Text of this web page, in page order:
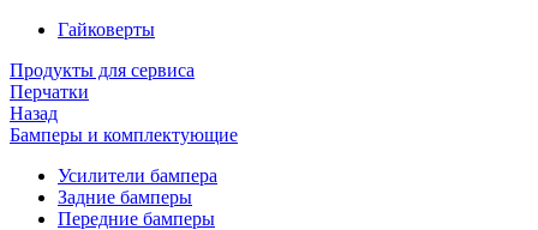
Гайковерты
Продукты для сервиса
Перчатки
Назад
Бамперы и комплектующие
Усилители бампера
Задние бамперы
Передние бамперы